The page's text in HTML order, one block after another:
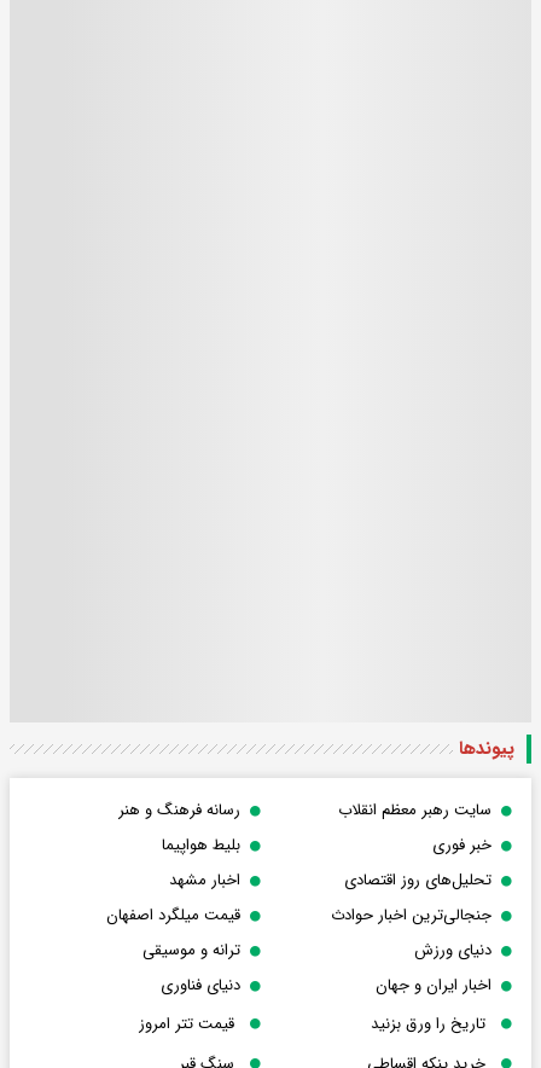
پیوندها
سایت رهبر معظم انقلاب
رسانه فرهنگ و هنر
خبر فوری
بلیط هواپیما
تحلیل‌های روز اقتصادی
اخبار مشهد
جنجالی‌ترین اخبار حوادث
قیمت میلگرد اصفهان
دنیای ورزش
ترانه و موسیقی
اخبار ایران و جهان
دنیای فناوری
تاریخ را ورق بزنید
قیمت تتر امروز